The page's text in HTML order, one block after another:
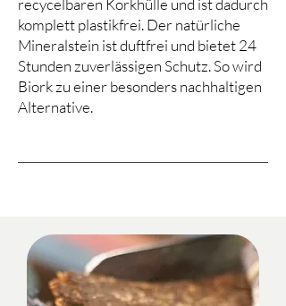
recycelbaren Korkhülle und ist dadurch
komplett plastikfrei. Der natürliche
Mineralstein ist duftfrei und bietet 24
Stunden zuverlässigen Schutz. So wird
Biork zu einer besonders nachhaltigen
Alternative.